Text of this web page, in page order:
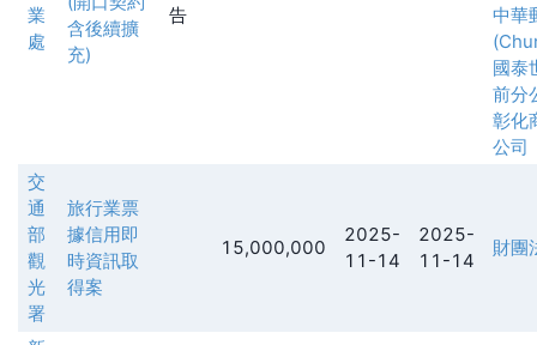
業
處
含後續擴
充)
告
中華
國泰
前分
彰化
公司
交
通
部
觀
光
署
旅行業票
據信用即
時資訊取
得案
15,000,000
2025-
11-14
2025-
11-14
財團